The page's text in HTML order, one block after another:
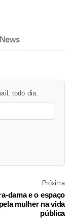
todo dia.
Próxima
dama e o espaço
mulher na vida
pública